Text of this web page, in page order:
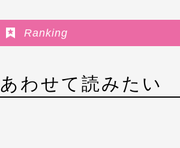
Ranking
あわせて読みたい